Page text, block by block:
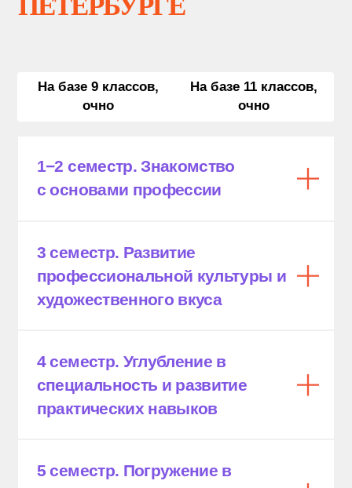
СТУПИТЬ В КГП
Обращение в Приемную комиссию
Сроки подачи заявлений